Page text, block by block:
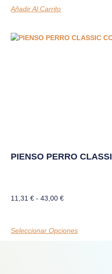
Añadir Al Carrito
PIENSO PERRO
11,31€ - 43,00€
Seleccionar Opciones